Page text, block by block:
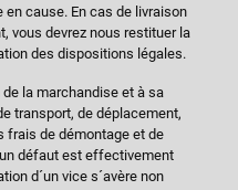
cause. En cas de livraison
vous devrez nous restituer la
des dispositions légales.
la marchandise et à sa
transport, de déplacement,
frais de démontage et de
défaut est effectivement
d´un vice s´avère non